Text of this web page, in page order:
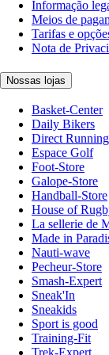
Informação
Meios de
Tarifas e
Nota de
Nossas lojas
Basket-Center
Daily Bikers
Direct Running
Espace Golf
Foot-Store
Galope-Store
Handball-Store
House of
La sellerie de
Made in
Nauti-wave
Pecheur-Store
Smash-Expert
Sneak'In
Sneakids
Sport is good
Training-Fit